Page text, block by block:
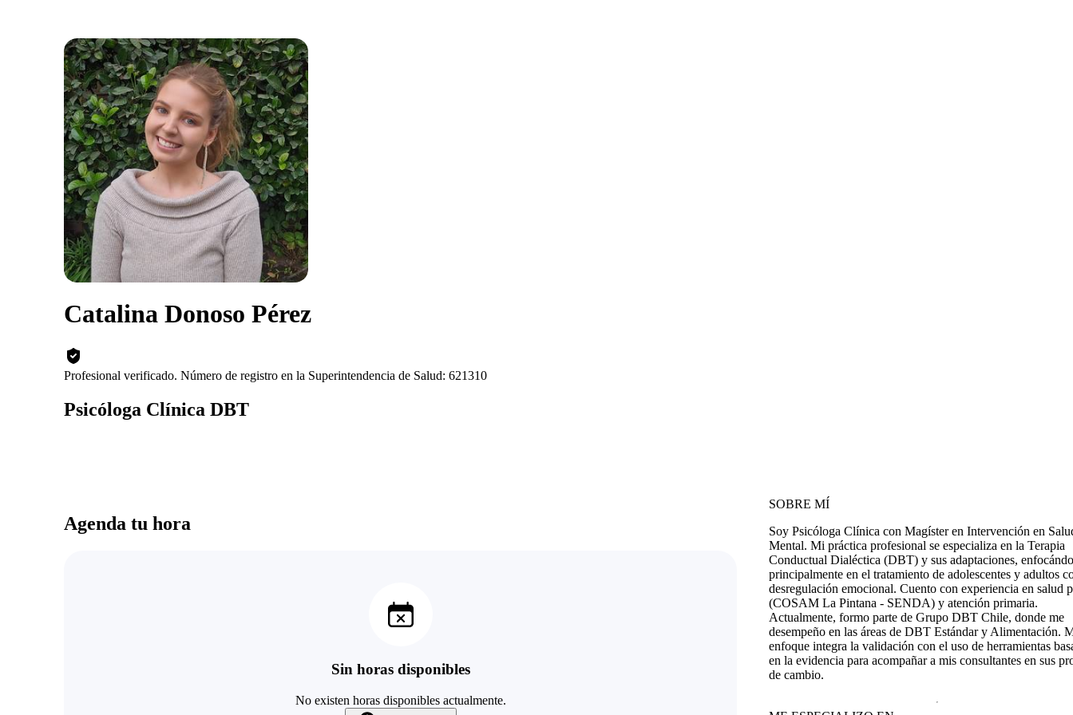
Catalina Donoso Pérez
Profesional verificado. Número de registro en la Superintendencia de Salud: 621310
Psicóloga Clínica DBT
Agenda tu hora
Sin horas disponibles
No existen horas disponibles actualmente.
SOBRE MÍ
Soy Psicóloga Clínica con Magíster en Intervención en
Mental. Mi práctica profesional se especializa en la Terapia
Conductual Dialéctica (DBT) y sus adaptaciones,
principalmente en el tratamiento de adolescentes y adultos
desregulación emocional. Cuento con experiencia en salud
(COSAM La Pintana - SENDA) y atención primaria.
Actualmente, formo parte de Grupo DBT Chile, donde me
desempeño en las áreas de DBT Estándar y Alimentación.
enfoque integra la validación con el uso de herramientas
en la evidencia para acompañar a mis consultantes en sus
de cambio.